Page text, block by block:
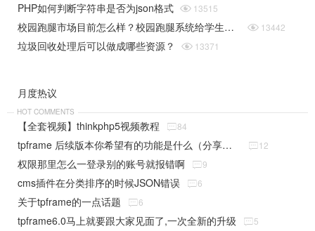
PHP如何判断字符串是否为json格式  13515
校园跑腿市场目前怎么样？校园跑腿系统给学生带来了哪些便捷？  13442
垃圾回收处理后可以做成哪些资源？  13371
月度热议
HOT COMMENTS
【全套视频】thinkphp5视频教程 84
tpframe 后续版本你希望有的功能是什么（分享贴） 12
权限那里怎么一登录别的账号就报错啊 9
cms插件在分类排序的时候JSON错误 6
关于tpframe的一点话题 6
tpframe6.0马上就要跟大家见面了,一次全新的升级 5